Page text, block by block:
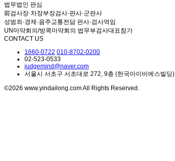
법무법인 판심
前검사장·차장부장검사·판사·군판사
성범죄·경제·음주교통전담 판사·검사역임
UN마약회의/방콕마약회의 법무부검사대표참가
CONTACT US
1660-0722 010-8702-0200
02-523-0533
judgemind@naver.com
서울시 서초구 서초대로 272, 9층 (한국아이비에스빌딩)
©2026 www.yindailong.com All Rights Reserved.